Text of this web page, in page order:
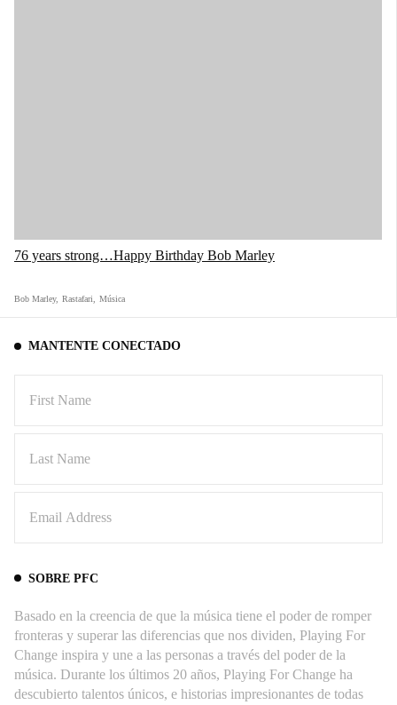
76 years strong…Happy Birthday Bob Marley
Bob Marley, Rastafari Música
MANTENTE CONECTADO
SOBRE PFC
Basado en la creencia de que la música tiene el poder de romper
fronteras y superar las diferencias que nos dividen, Playing For
Change inspira y une a las personas a través del poder de la
música. Durante los últimos 20 años, Playing For Change ha
descubierto talentos únicos, e historias impresionantes de todas